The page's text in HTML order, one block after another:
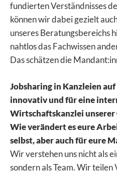
fundierten Verständnisses
können wir dabei gezielt
unseres Beratungsbereichs
nahtlos das Fachwissen
Das schätzen die
Jobsharing in Kanzleien
innovativ und für eine
Wirtschaftskanzlei
Wie verändert es eure
selbst, aber auch für eure
Wir verstehen uns nicht als
sondern als Team. Wir